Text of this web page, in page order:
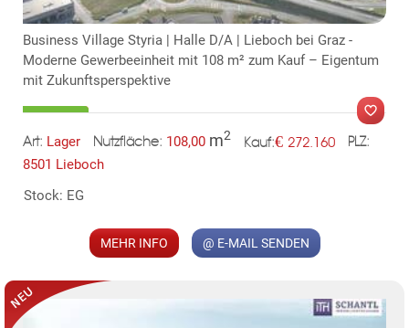
Business Village Styria | Halle D/A | Lieboch bei Graz -
Moderne Gewerbeeinheit mit 108 m² zum Kauf – Eigentum
mit Zukunftsperspektive
Art: Lager Nutzfläche: 108,00 m2 Kauf:€ 272.160 PLZ:
8501 Lieboch
Stock: EG
MEHR INFO @ E-MAIL SENDEN